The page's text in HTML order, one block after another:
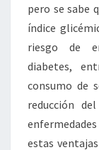
pero se sabe
índice
riesgo de
diabetes,
consumo de
reducción
estas